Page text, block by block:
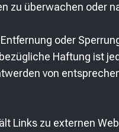
zu überwachen oder
oder
Haftung ist
von
Links zu externen